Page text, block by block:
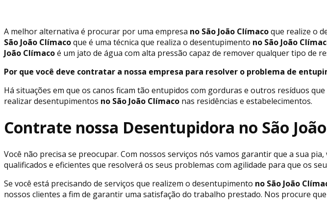
A melhor alternativa é procurar por uma empresa no São João Clímacoque realize o
São João Clímacoque é uma técnica que realiza o desentupimento no São João
João Clímacoé um jato de água com alta pressão capaz de remover qualquer tipo de
Por que você deve contratar a nossa empresa para resolver o problema de
Há situações em que os canos ficam tão entupidos com gorduras e outros resíduos
realizar desentupimentos no São João Clímaco nas residências e estabelecimentos.
Contrate nossa Desentupidora no São
Você não precisa se preocupar. Com nossos serviços nós vamos garantir que a sua
qualificados e eficientes que resolverá os seus problemas com agilidade para que os
Se você está precisando de serviços que realizem o desentupimento no São João
nossos clientes a fim de garantir uma satisfação do trabalho prestado. Nos procure